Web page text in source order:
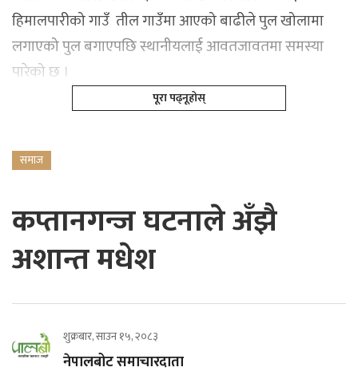
हिमालपारीको गाउँ तील गाउँमा आएको बाढीले पुल खोलामा
लगाएको पुल बगाएपछि स्थानीयलाई आवतजावतमा समस्या
पारेको छ ।
पूरा पढ्नूहोस्
समाज
कप्तानगन्ज घटनाले अँझै
अशान्त मधेश
शुक्रबार, साउन १५, २०८३
नेपालबोट समाचारदाता